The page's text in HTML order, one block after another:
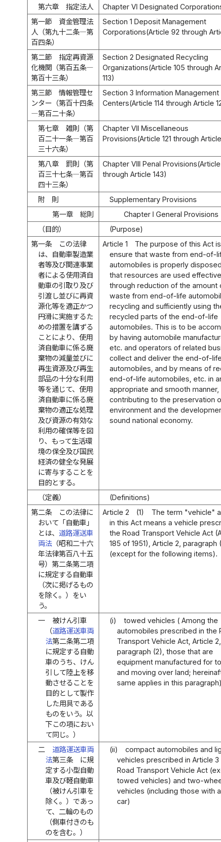
第六章 指定法人
Chapter VI Designated
第一節 資金管理法
人（第九十二条―第
百四条）
Section 1 Deposit Management
Corporations(Article 92 through
第二節 指定再資源
化機関（第百五条―
第百十三条）
Section 2 Designated Recycling
Organizations(Article 105 through
113)
第三節 情報管理セ
ンター（第百十四条
―第百二十条）
Section 3 Information Management
Centers(Article 114 through Article
第七章 雑則（第
百二十一条―第百
三十六条）
Chapter VII Miscellaneous
Provisions(Article 121 through
第八章 罰則（第
百三十七条―第百
四十三条）
Chapter VIII Penal Provisions(Article
through Article 143)
附 則
Supplementary Provisions
第一章 総則
Chapter I General Provisions
（目的）
(Purpose)
第一条
この法律
は、自動車製造業
者等及び関連事業
者による使用済自
動車の引取り及び
引渡し並びに再資
源化等を適正かつ
円滑に実施するた
めの措置を講ずる
ことにより、使用
済自動車に係る廃
棄物の減量並びに
再生資源及び再生
部品の十分な利用
等を通じて、使用
済自動車に係る廃
棄物の適正な処理
及び資源の有効な
利用の確保等を図
り、もって生活環
境の保全及び国民
経済の健全な発展
に寄与することを
目的とする。
Article 1
The purpose of this Act
ensure that waste from end-of-
automobiles is properly
that resources are used
through reduction of the amount
waste from end-of-life
recycling and sufficiently using
recycled parts of the end-of-life
automobiles. This is to be
by having automobile
etc. and operators of related
collect and deliver the end-of-
automobiles, and by means of
end-of-life automobiles, etc. in
appropriate and smooth
contributing to the preservation
environment and the
sound national economy.
（定義）
(Definitions)
第二条
この法律に
おいて「自動車」
とは、 道路運送車
両法（昭和二十六
年法律第百八十五
号）第二条第二項
に規定する自動車
（次に掲げるもの
を除く。）をい
う。
Article 2 (1)
The term "vehicle"
in this Act means a vehicle
the Road Transport Vehicle Act
185 of 1951), Article 2, paragraph
(except for the following items).
一
被けん引車
（道路運送車両
法第二条第二項
に規定する自動
車のうち、けん
引して陸上を移
動させることを
目的として製作
した用具である
ものをいう。以
下この項におい
て同じ。）
(i)
towed vehicles ( Among the
automobiles prescribed in the
Transport Vehicle Act, Article 2,
paragraph (2), those that are
equipment manufactured for
and moving over land;
same applies in this
二
道路運送車両
法第三条 に規
定する小型自動
車及び軽自動車
（被けん引車を
除く。）であっ
て、二輪のもの
（側車付きのも
のを含む。）
(ii)
compact automobiles and
vehicles prescribed in Article
Road Transport Vehicle Act
towed vehicles) and two-
vehicles (including those with
car)